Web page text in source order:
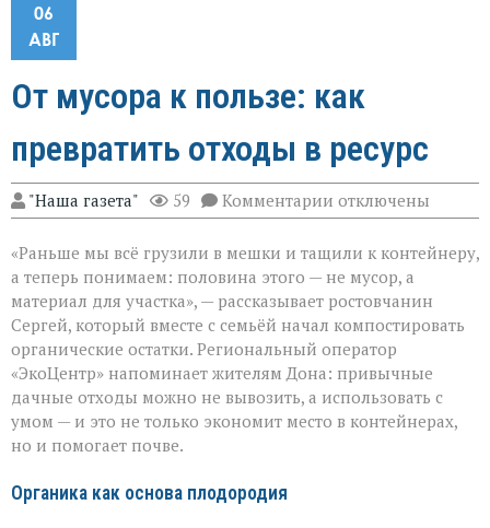
06
АВГ
От мусора к пользе: как
превратить отходы в ресурс
"Наша газета" 59 Комментарии к
записи
мусора
к
пользе:
как
превратить
отходы
в
ресурс
отключены
«Раньше мы всё грузили в мешки и тащили к контейнеру,
а теперь понимаем: половина этого — не мусор, а
материал для участка», — рассказывает ростовчанин
Сергей, который вместе с семьёй начал компостировать
органические остатки. Региональный оператор
«ЭкоЦентр» напоминает жителям Дона: привычные
дачные отходы можно не вывозить, а использовать с
умом — и это не только экономит место в контейнерах,
но и помогает почве.
Органика как основа плодородия